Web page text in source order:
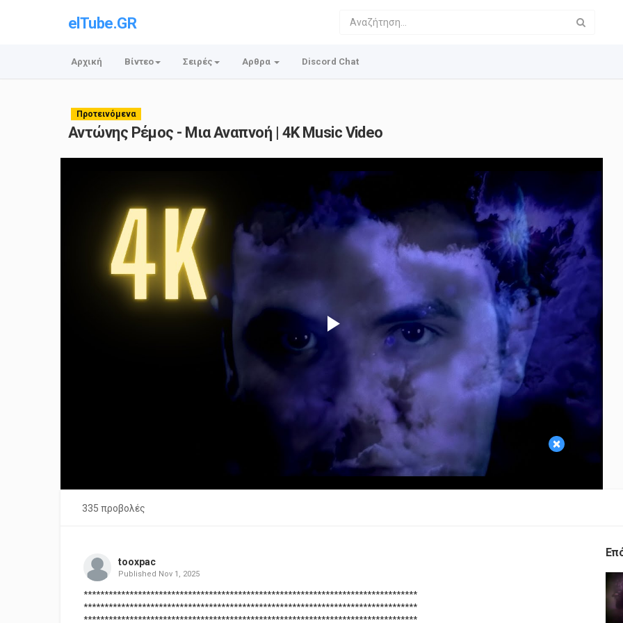
elTube.GR
Αρχική Βίντεο Σειρές Αρθρα Discord Chat
Προτεινόμενα
Αντώνης Ρέμος - Μια Αναπνοή | 4K Music Video
×
Play
Video
335 προβολές
tooxpac
Published Nov 1, 2025
********************************************************************************
********************************************************************************
********************************************************************************